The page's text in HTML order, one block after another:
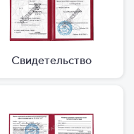
Свидетельство